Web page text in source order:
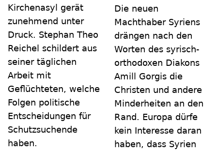
Kirchenasyl gerät
zunehmend unter
Druck. Stephan Theo
Reichel schildert aus
seiner täglichen
Arbeit mit
Geflüchteten, welche
Folgen politische
Entscheidungen für
Schutzsuchende
haben.
Die neuen
Machthaber Syriens
drängen nach den
Worten des syrisch-
orthodoxen Diakons
Amill Gorgis die
Christen und andere
Minderheiten an den
Rand. Europa dürfe
kein Interesse daran
haben, dass Syrien